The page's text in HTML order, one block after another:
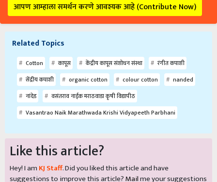
आपण आम्हाला समर्थन करणे आवश्यक आहे (Contribute Now)
Related Topics
Cotton कापूस केंद्रीय कापूस संशोधन संस्था
रंगीत कपाशी
सेंद्रीय कपाशी
organic cotton colour cotton
nanded
नांदेड
वसंतराव नाईक मराठवाडा कृषी विद्यापीठ
Vasantrao Naik Marathwada Krishi Vidyapeeth Parbhani
Like this article?
Hey! I am KJ Staff. Did you liked this article and have
suggestions to improve this article?Mailme your suggestions